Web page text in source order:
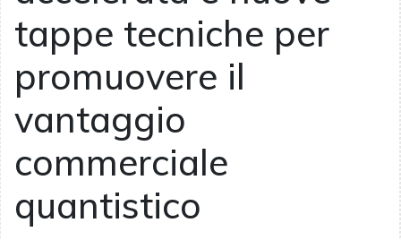
tappe tecniche per
promuovere il
vantaggio
commerciale
quantistico